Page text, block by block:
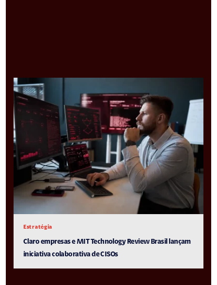
Estratégia
Claro empresas e MIT Technology Review Brasil lançam
iniciativa colaborativa de CISOs